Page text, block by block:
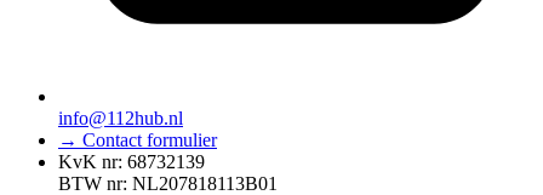
info@112hub.nl
→ Contact formulier
KvK nr: 68732139
BTW nr: NL207818113B01